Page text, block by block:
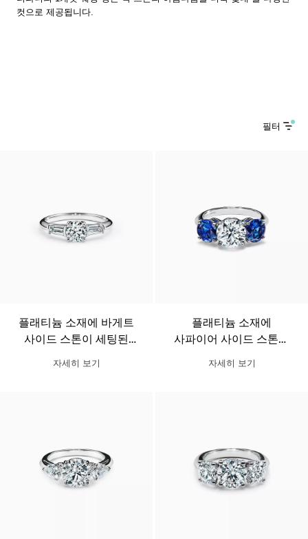
컷으로 제공됩니다.
필터
플래티늄 소재에 바게트
사이드 스톤이 세팅된
티파니 쓰리 스톤 웨딩
링
자세히 보기
플래티늄 소재에
사파이어 사이드 스톤이
세팅된 티파니 쓰리 스톤
웨딩 링
자세히 보기